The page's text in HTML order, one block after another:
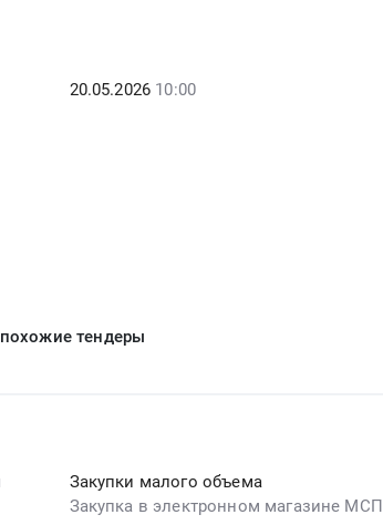
20.05.2026 10:00
тендеры
Закупки малого объема
Закупка в электронном магазине МСП